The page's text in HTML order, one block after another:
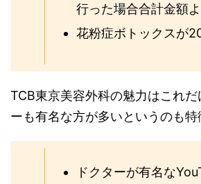
行った場合合計金額よ
花粉症ボトックスが
TCB東京美容外科の魅力はこれだ
ーも有名な方が多いというのも特
ドクターが有名な